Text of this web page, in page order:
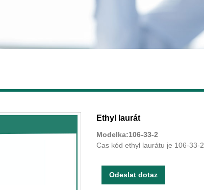
Ethyl laurát
Modelka:106-33-2
Cas kód ethyl laurátu je 106-33-2
Odeslat dotaz